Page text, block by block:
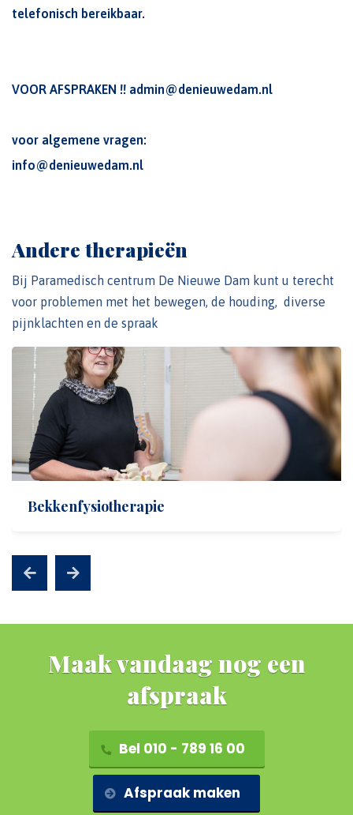
telefonisch bereikbaar.
VOOR AFSPRAKEN !! admin@denieuwedam.nl
voor algemene vragen:
info@denieuwedam.nl
Andere therapieën
Bij Paramedisch centrum De Nieuwe Dam kunt u terecht
voor problemen met het bewegen, de houding, diverse
pijnklachten en de spraak
Bekkenfysiotherapie
Maak vandaag nog een
afspraak
Bel 010 - 789 16 00
Afspraak maken